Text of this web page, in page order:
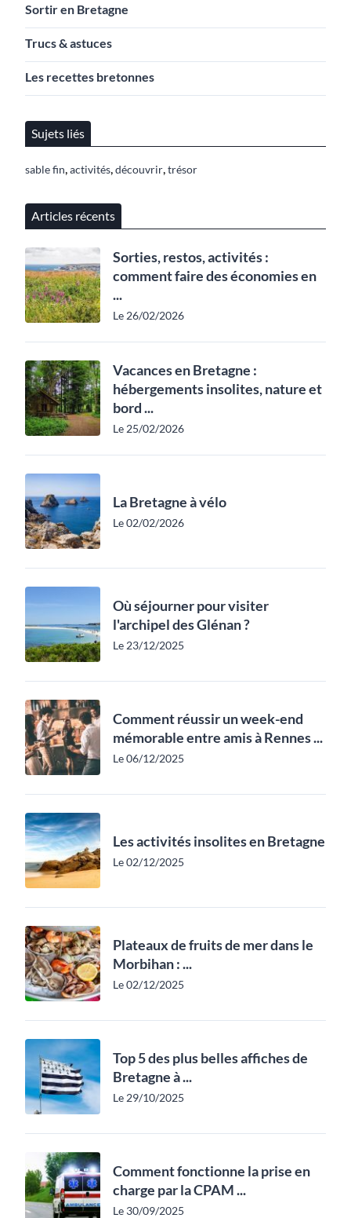
Sortir en Bretagne
Trucs & astuces
Les recettes bretonnes
Sujets liés
sable fin activités découvrir trésor
Articles récents
Sorties, restos, activités :
comment faire des économies en
...
Le 26/02/2026
Vacances en Bretagne :
hébergements insolites, nature et
bord ...
Le 25/02/2026
La Bretagne à vélo
Le 02/02/2026
Où séjourner pour visiter
l'archipel des Glénan ?
Le 23/12/2025
Comment réussir un week-end
mémorable entre amis à Rennes ...
Le 06/12/2025
Les activités insolites en Bretagne
Le 02/12/2025
Plateaux de fruits de mer dans le
Morbihan : ...
Le 02/12/2025
Top 5 des plus belles affiches de
Bretagne à ...
Le 29/10/2025
Comment fonctionne la prise en
charge par la CPAM ...
Le 30/09/2025